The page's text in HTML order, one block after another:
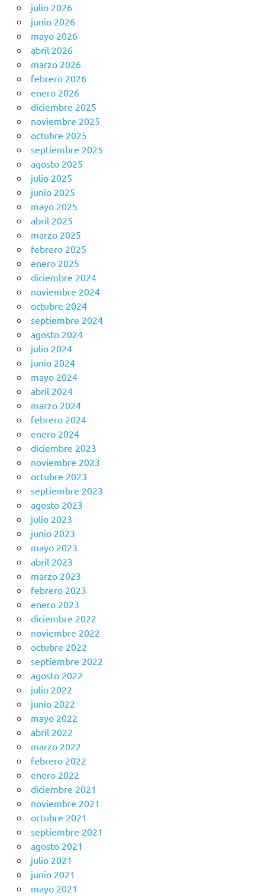
julio 2026
junio 2026
mayo 2026
abril 2026
marzo 2026
febrero 2026
enero 2026
diciembre 2025
noviembre 2025
octubre 2025
septiembre 2025
agosto 2025
julio 2025
junio 2025
mayo 2025
abril 2025
marzo 2025
febrero 2025
enero 2025
diciembre 2024
noviembre 2024
octubre 2024
septiembre 2024
agosto 2024
julio 2024
junio 2024
mayo 2024
abril 2024
marzo 2024
febrero 2024
enero 2024
diciembre 2023
noviembre 2023
octubre 2023
septiembre 2023
agosto 2023
julio 2023
junio 2023
mayo 2023
abril 2023
marzo 2023
febrero 2023
enero 2023
diciembre 2022
noviembre 2022
octubre 2022
septiembre 2022
agosto 2022
julio 2022
junio 2022
mayo 2022
abril 2022
marzo 2022
febrero 2022
enero 2022
diciembre 2021
noviembre 2021
octubre 2021
septiembre 2021
agosto 2021
julio 2021
junio 2021
mayo 2021